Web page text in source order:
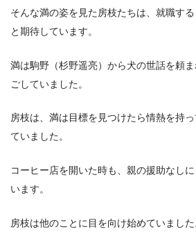
そんな満の姿を見た房枝たちは、就職す
と期待しています。
満は駒野（杉野遥亮）から犬の世話を頼
ごしていました。
房枝は、満は目標を見つけたら情熱を持
ていました。
コーヒー店を開いた時も、親の援助なし
います。
房枝は他のことに目を向け始めていました